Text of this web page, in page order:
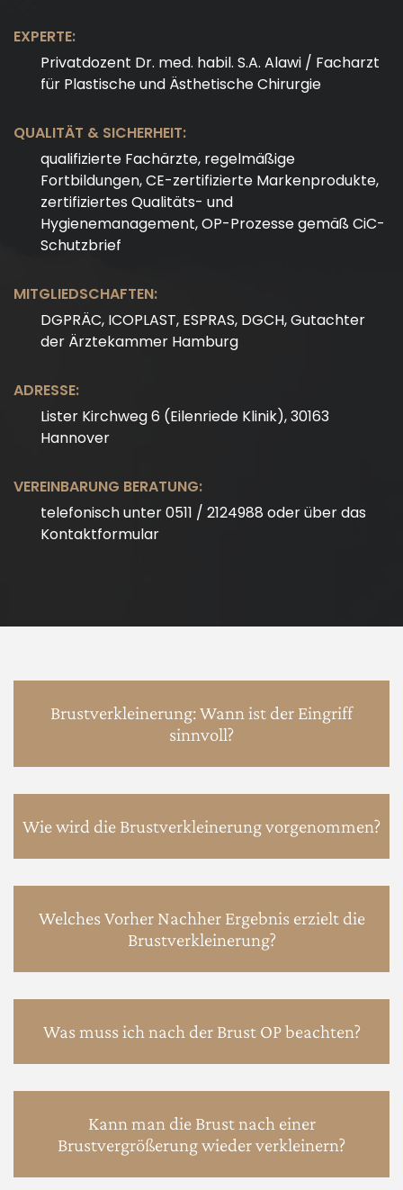
EXPERTE:
Privatdozent Dr. med. habil. S.A. Alawi / Facharzt
für Plastische und Ästhetische Chirurgie
QUALITÄT & SICHERHEIT:
qualifizierte Fachärzte, regelmäßige
Fortbildungen, CE-zertifizierte Markenprodukte,
zertifiziertes Qualitäts- und
Hygienemanagement, OP-Prozesse gemäß CiC-
Schutzbrief
MITGLIEDSCHAFTEN:
DGPRÄC, ICOPLAST, ESPRAS, DGCH, Gutachter
der Ärztekammer Hamburg
ADRESSE:
Lister Kirchweg 6 (Eilenriede Klinik), 30163
Hannover
VEREINBARUNG BERATUNG:
telefonisch unter 0511 / 2124988 oder über das
Kontaktformular
Brustverkleinerung: Wann ist der Eingriff
sinnvoll?
Wie wird die Brustverkleinerung vorgenommen?
Welches Vorher Nachher Ergebnis erzielt die
Brustverkleinerung?
Was muss ich nach der Brust OP beachten?
Kann man die Brust nach einer
Brustvergrößerung wieder verkleinern?